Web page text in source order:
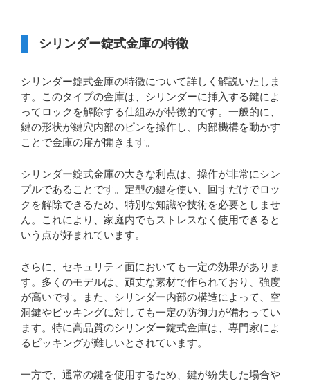
シリンダー錠式金庫の特徴
シリンダー錠式金庫の特徴について詳しく解説いたしま
す。このタイプの金庫は、シリンダーに挿入する鍵によ
ってロックを解除する仕組みが特徴的です。一般的に、
鍵の形状が鍵穴内部のピンを操作し、内部機構を動かす
ことで金庫の扉が開きます。
シリンダー錠式金庫の大きな利点は、操作が非常にシン
プルであることです。定型の鍵を使い、回すだけでロッ
クを解除できるため、特別な知識や技術を必要としませ
ん。これにより、家庭内でもストレスなく使用できると
いう点が好まれています。
さらに、セキュリティ面においても一定の効果がありま
す。多くのモデルは、頑丈な素材で作られており、強度
が高いです。また、シリンダー内部の構造によって、空
洞鍵やピッキングに対しても一定の防御力が備わってい
ます。特に高品質のシリンダー錠式金庫は、専門家によ
るピッキングが難しいとされています。
一方で、通常の鍵を使用するため、鍵が紛失した場合や